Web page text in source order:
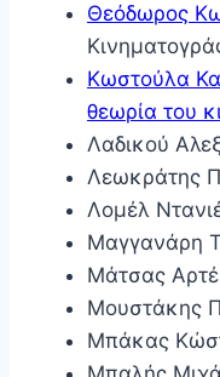
Θεόδωρος
Κωστούλα
θεωρία του
Λαδικού
Λεωκράτης
Λομέλ
Μαγγανάρη
Μάτσας
Μουστάκης
Μπάκας